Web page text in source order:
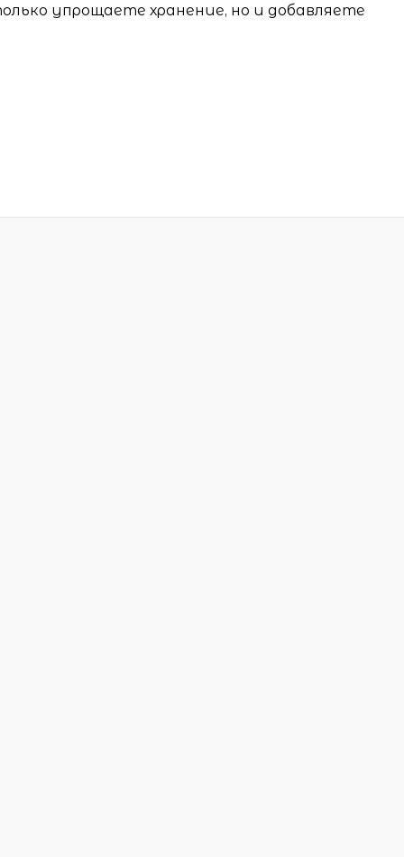
упрощаете хранение, но и добавляете